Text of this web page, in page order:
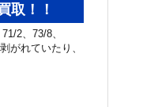
取！！
2、73/8、
がれていたり、